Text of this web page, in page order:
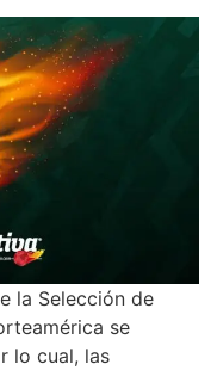
la Selección de
se
lo cual, las